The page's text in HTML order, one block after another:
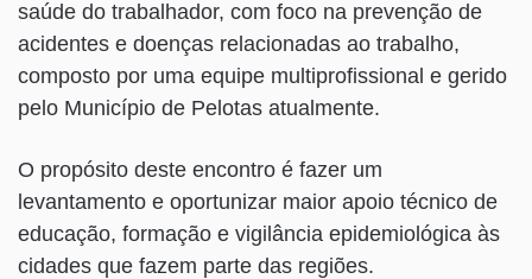
saúde do trabalhador, com foco na prevenção de
acidentes e doenças relacionadas ao trabalho,
composto por uma equipe multiprofissional e gerido
pelo Município de Pelotas atualmente.
O propósito deste encontro é fazer um
levantamento e oportunizar maior apoio técnico de
educação, formação e vigilância epidemiológica às
cidades que fazem parte das regiões.